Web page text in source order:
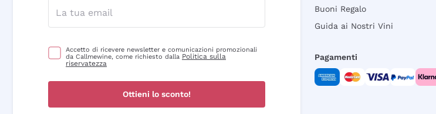
Accetto di ricevere newsletter e comunicazioni promozionali
da Callmewine, come richiesto dalla Politica sulla
riservatezza
Ottieni lo sconto!
Buoni Regalo
Guida ai Nostri Vini
Pagamenti